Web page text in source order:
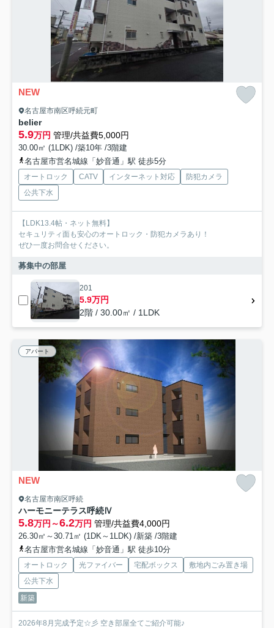
NEW
名古屋市南区呼続元町
belier
5.9万円 管理/共益費5,000円
30.00㎡ (1LDK) /築10年 /3階建
名古屋市営名城線「妙音通」駅 徒歩5分
オートロック CATV インターネット対応
防犯カメラ
公共下水
【LDK13.4帖・ネット無料】
セキュリティ面も安心のオートロック・防犯カメラあり！
ぜひ一度お問合せください。
募集中の部屋
201
5.9万円
2階 / 30.00㎡ / 1LDK
アパート
NEW
名古屋市南区呼続
ハーモニーテラス呼続Ⅳ
5.8万円～6.2万円 管理/共益費4,000円
26.30㎡～30.71㎡ (1DK～1LDK) /新築 /3階建
名古屋市営名城線「妙音通」駅 徒歩10分
オートロック 光ファイバー 宅配ボックス
敷地内ごみ置き場
公共下水
新築
2026年8月完成予定☆彡 空き部屋全てご紹介可能♪